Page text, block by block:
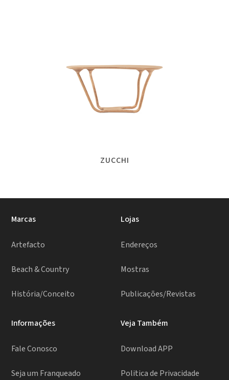
ZUCCHI
Marcas
Artefacto
Beach & Country
História/Conceito
Lojas
Endereços
Mostras
Publicações/Revistas
Informações
Fale Conosco
Seja um Franqueado
Veja Também
Download APP
Politica de Privacidade